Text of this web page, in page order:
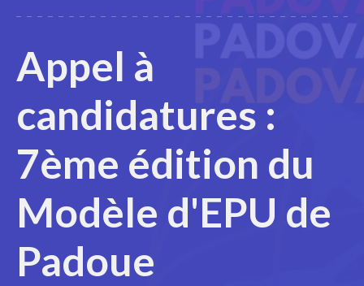
Appel à
candidatures :
7ème édition du
Modèle d'EPU de
Padoue